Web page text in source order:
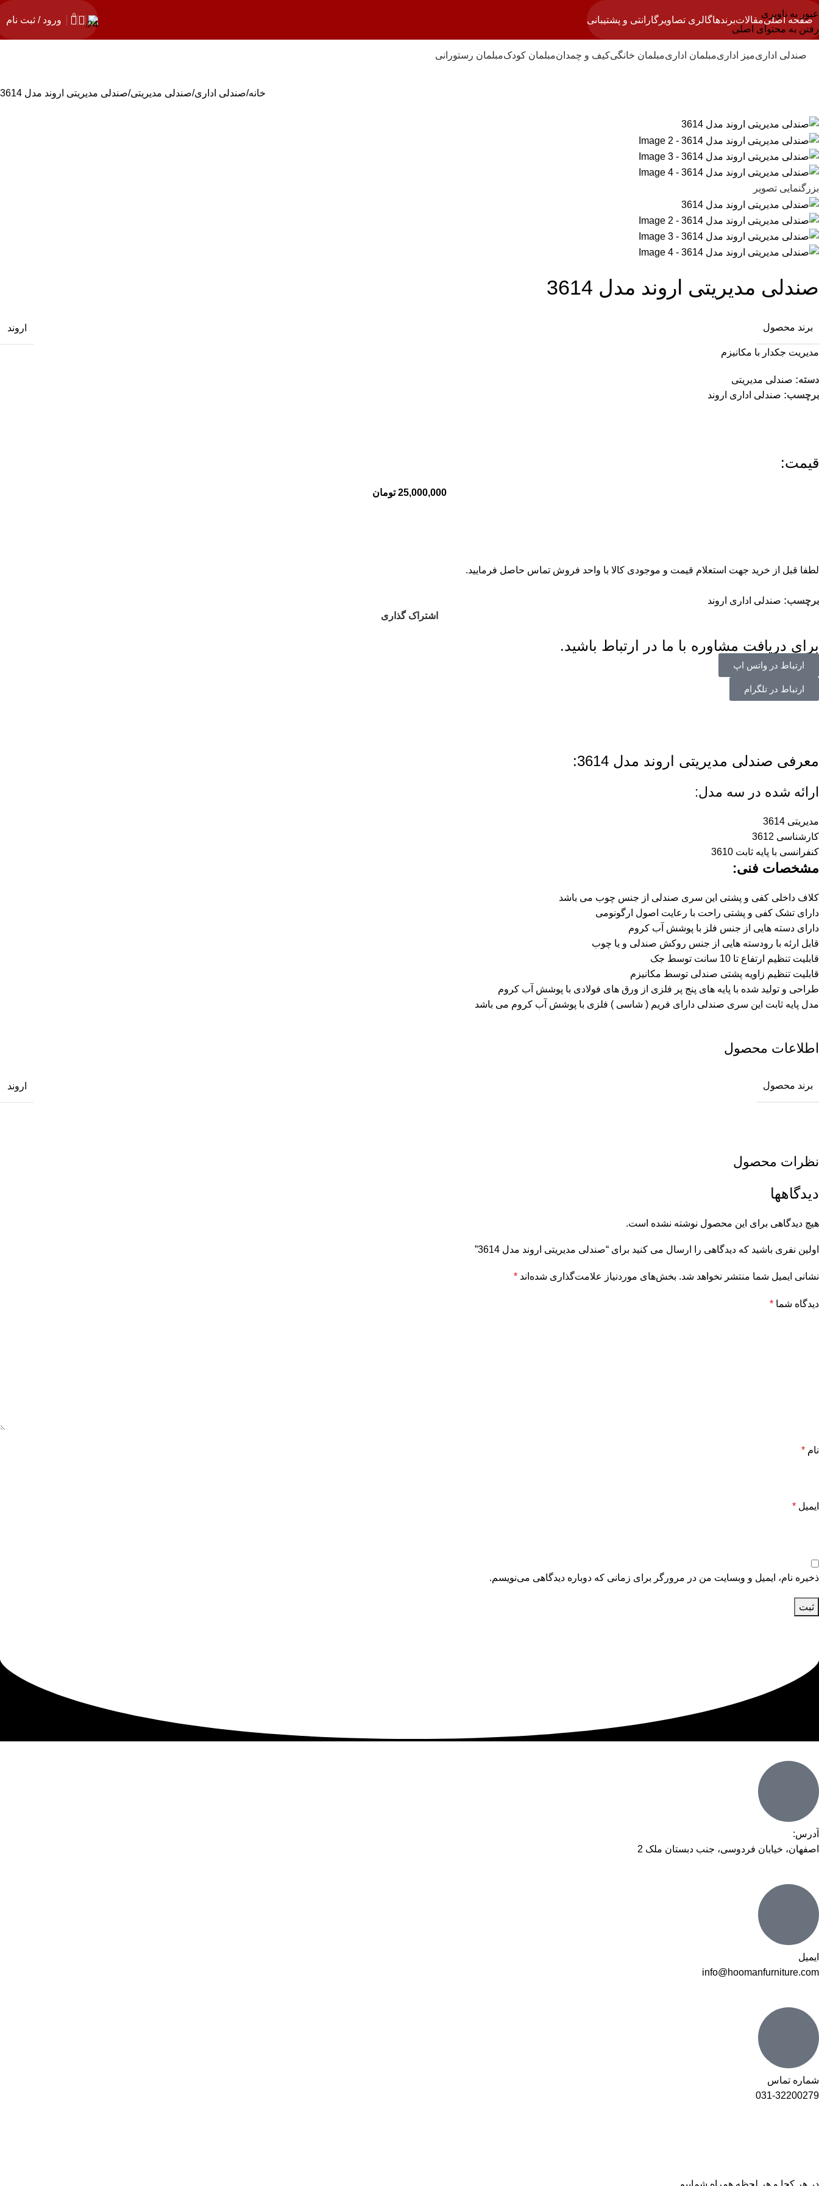
عبور به ناوبری
رفتن به محتوای اصلی
صفحه اصلیمقالاتبرندهاگالری تصاویر گارانتی و پشتیبانی 0 ورود / ثبت نام
صندلی اداریمیز اداریمبلمان اداریمبلمان خانگیکیف و چمدانمبلمان کودکمبلمان رستورانی
خانه صندلی اداری صندلی مدیریتی صندلی مدیریتی اروند مدل 3614
بزرگنمایی تصویر
صندلی مدیریتی اروند مدل 3614
برند محصول اروند
مدیریت جکدار با مکانیزم
دسته: صندلی مدیریتی
برچسب: صندلی اداری اروند
قیمت:
25,000,000 تومان
لطفا قبل از خرید جهت استعلام قیمت و موجودی کالا با واحد فروش تماس حاصل فرمایید.
برچسب: صندلی اداری اروند
اشتراک گذاری
برای دریافت مشاوره با ما در ارتباط باشید.
ارتباط در واتس اپ
ارتباط در تلگرام
معرفی صندلی مدیریتی اروند مدل 3614:
ارائه شده در سه مدل:
مدیریتی 3614
کارشناسی 3612
کنفرانسی با پایه ثابت 3610
مشخصات فنی:
کلاف داخلی کفی و پشتی این سری صندلی از جنس چوب می باشد
دارای تشک کفی و پشتی راحت با رعایت اصول ارگونومی
دارای دسته هایی از جنس فلز با پوشش آب کروم
قابل ارئه با رودسته هایی از جنس روکش صندلی و یا چوب
قابلیت تنظیم ارتفاع تا 10 سانت توسط جک
قابلیت تنظیم زاویه پشتی صندلی توسط مکانیزم
طراحی و تولید شده با پایه های پنج پر فلزی از ورق های فولادی با پوشش آب کروم
مدل پایه ثابت این سری صندلی دارای فریم ( شاسی ) فلزی با پوشش آب کروم می باشد
اطلاعات محصول
برند محصول اروند
نظرات محصول
دیدگاهها
هیچ دیدگاهی برای این محصول نوشته نشده است.
اولین نفری باشید که دیدگاهی را ارسال می کنید برای “صندلی مدیریتی اروند مدل 3614”
نشانی ایمیل شما منتشر نخواهد شد. بخش‌های موردنیاز علامت‌گذاری شده‌اند *
دیدگاه شما *
نام *
ایمیل *
ذخیره نام، ایمیل و وبسایت من در مرورگر برای زمانی که دوباره دیدگاهی می‌نویسم.
آدرس:
اصفهان، خیابان فردوسی، جنب دبستان ملک 2
ایمیل
info@hoomanfurniture.com
شماره تماس
031-32200279
در هر کجا و هر لحظه همراه شماییم...